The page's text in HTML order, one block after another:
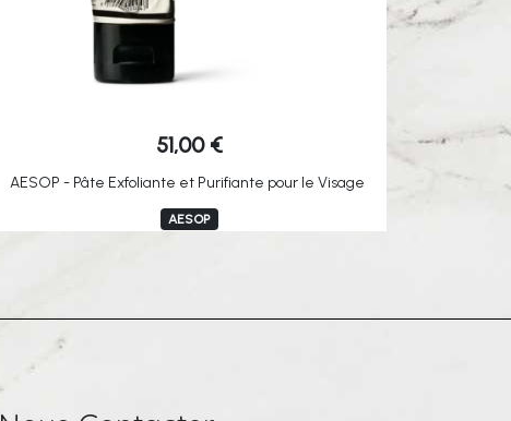
51,00 €
AESOP - Pâte Exfoliante et Purifiante pour le Visage
AESOP